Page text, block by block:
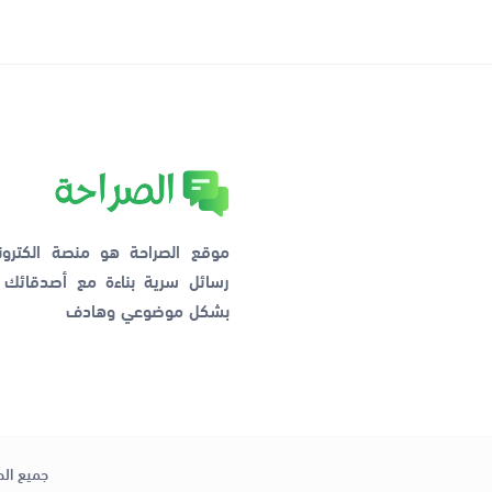
موقع الصراحة هو منصة
رسائل سرية بناءة مع
بشكل موضوعي وهادف
جميع